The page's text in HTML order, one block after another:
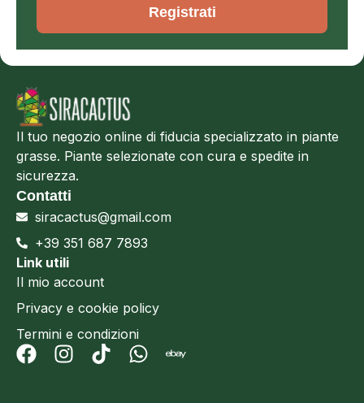
Registrati
Il tuo negozio online di fiducia specializzato in piante
grasse. Piante selezionate con cura e spedite in
sicurezza.
Contatti
siracactus@gmail.com
+39 351 687 7893
Link utili
Il mio account
Privacy e cookie policy
Termini e condizioni